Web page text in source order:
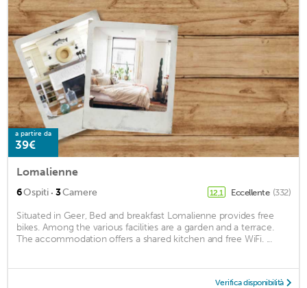
a partire da
39€
Lomalienne
6Ospiti · 3Camere 12,1 Eccellente (332)
Situated in Geer, Bed and breakfast Lomalienne provides free
bikes. Among the various facilities are a garden and a terrace.
The accommodation offers a shared kitchen and free WiFi. ...
Verifica disponibilità